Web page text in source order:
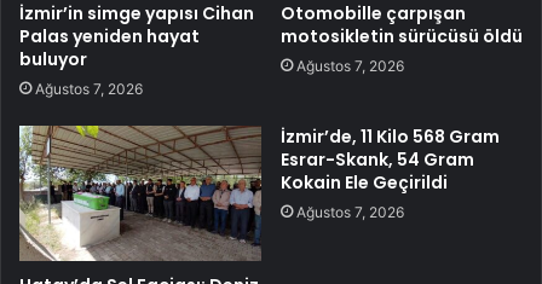
İzmir’in simge yapısı Cihan
Palas yeniden hayat
buluyor
Ağustos 7, 2026
Otomobille çarpışan
motosikletin sürücüsü öldü
Ağustos 7, 2026
İzmir’de, 11 Kilo 568 Gram
Esrar-Skank, 54 Gram
Kokain Ele Geçirildi
Ağustos 7, 2026